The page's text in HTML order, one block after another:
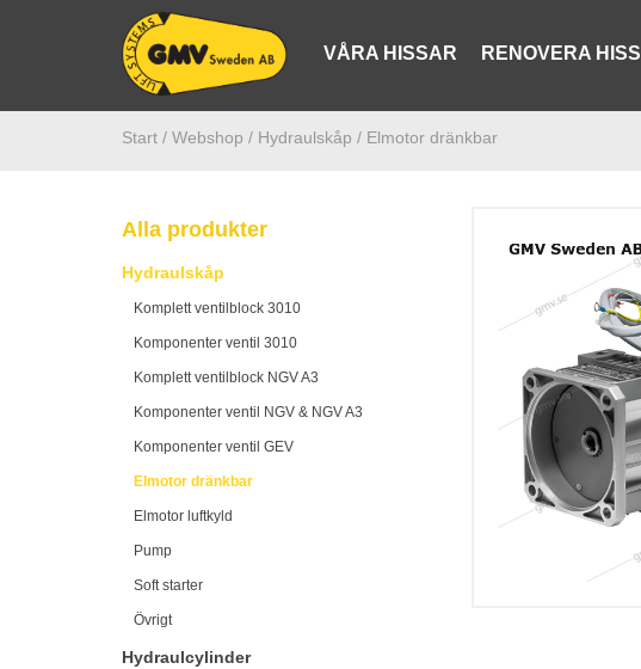
VÅRA HISSAR RENOVERA HISS
Start / Webshop / Hydraulskåp / Elmotor dränkbar
Alla produkter
Hydraulskåp
Komplett ventilblock 3010
Komponenter ventil 3010
Komplett ventilblock NGV A3
Komponenter ventil NGV & NGV A3
Komponenter ventil GEV
Elmotor dränkbar
Elmotor luftkyld
Pump
Soft starter
Övrigt
Hydraulcylinder